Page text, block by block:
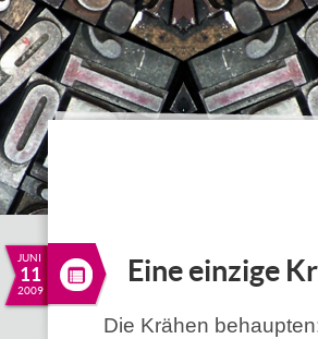
JUNI
11
2009
Eine einzige
Die Krähen